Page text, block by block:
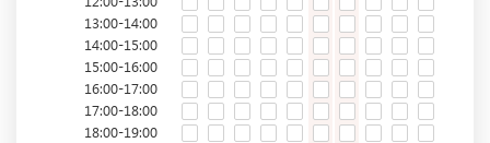
13:00-14:00
14:00-15:00
15:00-16:00
16:00-17:00
17:00-18:00
18:00-19:00